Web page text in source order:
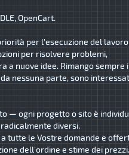
OpenCart.
per l'esecuzione del
per risolvere problemi,
a nuove idee. Rimango sempre
nessuna parte, sono
— ogni progetto o sito è
diversi.
tutte le Vostre domande e
dell’ordine e stime dei prezzi.